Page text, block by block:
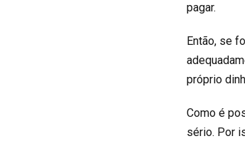
pagar.
Então, se
próprio
Como é
sério. Por